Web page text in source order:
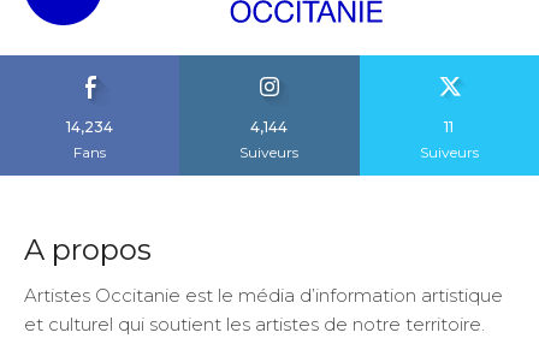
14,234
Fans
4,144
Suiveurs
11
Suiveurs
A propos
Artistes Occitanie est le média d’information artistique
et culturel qui soutient les artistes de notre territoire.